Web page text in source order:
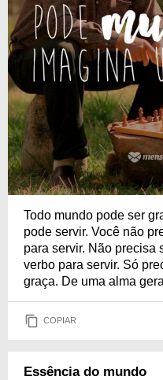
Todo mundo pode ser
pode servir. Você não
para servir. Não precisa
verbo para servir. Só
graça. De uma alma
COPIAR
Essência do mundo